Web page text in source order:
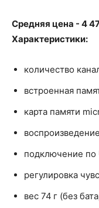
Средняя цена - 4
Характеристики:
количество
встроенная
карта памяти
подключение по
регулировка
вес 74 г (без